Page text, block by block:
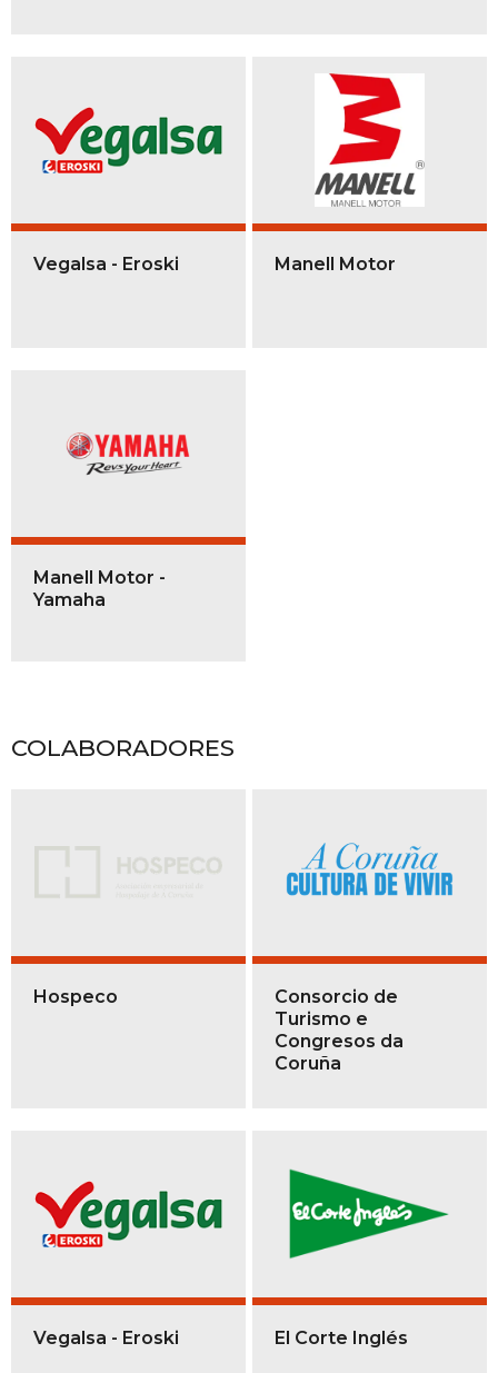
Vegalsa - Eroski Manell Motor
Manell Motor -
Yamaha
COLABORADORES
Hospeco
Consorcio de
Turismo e
Congresos da
Coruña
Vegalsa - Eroski El Corte Inglés